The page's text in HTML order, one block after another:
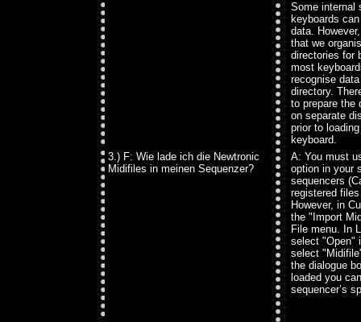
Some internal
keyboards
data.
that we
directories for
most
recognise
directory.
to prepare the
on separate
prior to
keyboard.
3.) F: Wie lade ich die Newtronic
Midifiles in meinen Sequenzer?
A: You must
option in your
sequencers
registered
However, in
the "Import
File menu. In
select "Open"
select
the dialogue
loaded you
sequencer’s